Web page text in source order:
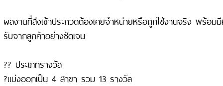
ผลงานที่ส่งเข้าประกวดต้องเคยจำหน่ายหรือถูกใช้งานจริง พร้อ
รับจากลูกค้าอย่างชัดเจน
?? ประเภทรางวัล
?แบ่งออกเป็น 4 สาขา รวม 13 รางวัล